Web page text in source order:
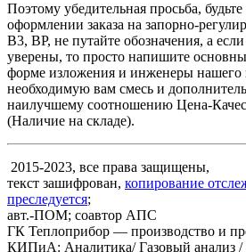
Поэтому убедительная просьба,
оформлении заказа на запорно-
В3, ВР, не путайте обозначения, а
уверены, то просто напишите
форме изложения и инженеры нашего
необходимую вам смесь и
наилучшему соотношению Цена-
(Наличие на складе).
2015-2023, все права защищены,
текст зашифрован, копирование
преследуется;
авт.-ПОМ; соавтор АПС
ГК Теплоприбор — производство и
КИПиА: Аналитика/ Газовый анализ /